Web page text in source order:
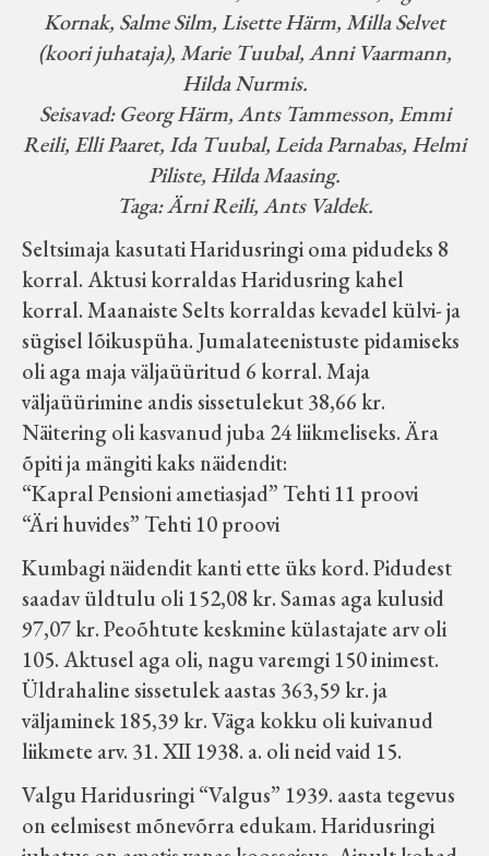
Kornak, Salme Silm, Lisette Härm, Milla Selvet
(koori juhataja), Marie Tuubal, Anni Vaarmann,
Hilda Nurmis.
Seisavad: Georg Härm, Ants Tammesson, Emmi
Reili, Elli Paaret, Ida Tuubal, Leida Parnabas, Helmi
Piliste, Hilda Maasing.
Taga: Ärni Reili, Ants Valdek.
Seltsimaja kasutati Haridusringi oma pidudeks 8
korral. Aktusi korraldas Haridusring kahel
korral. Maanaiste Selts korraldas kevadel külvi- ja
sügisel lõikuspüha. Jumalateenistuste pidamiseks
oli aga maja väljaüüritud 6 korral. Maja
väljaüürimine andis sissetulekut 38,66 kr.
Näitering oli kasvanud juba 24 liikmeliseks. Ära
õpiti ja mängiti kaks näidendit:
“Kapral Pensioni ametiasjad” Tehti 11 proovi
“Äri huvides” Tehti 10 proovi
Kumbagi näidendit kanti ette üks kord. Pidudest
saadav üldtulu oli 152,08 kr. Samas aga kulusid
97,07 kr. Peoõhtute keskmine külastajate arv oli
105. Aktusel aga oli, nagu varemgi 150 inimest.
Üldrahaline sissetulek aastas 363,59 kr. ja
väljaminek 185,39 kr. Väga kokku oli kuivanud
liikmete arv. 31. XII 1938. a. oli neid vaid 15.
Valgu Haridusringi “Valgus” 1939. aasta tegevus
on eelmisest mõnevõrra edukam. Haridusringi